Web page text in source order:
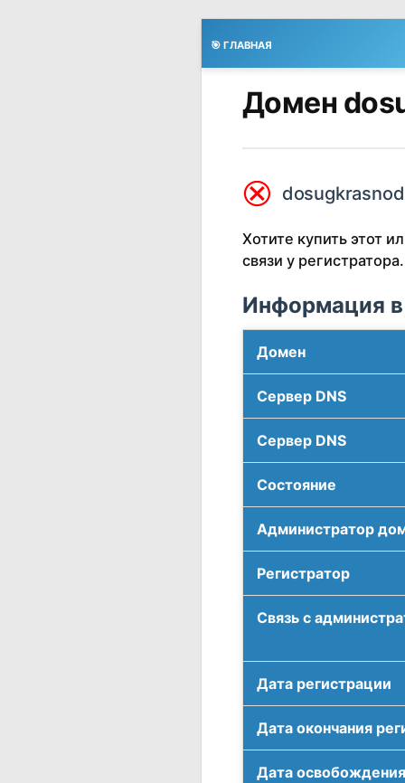
🎯 ГЛАВНАЯ
Домен
⮿
Хотите купить этот
связи у регистратора.
Информация в
Домен
Сервер DNS
Сервер DNS
Соcтояние
Администратор
Регистратор
Связь с
Дата регистрации
Дата окончания
Дата